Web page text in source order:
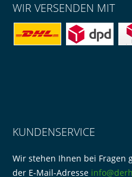
WIR VERSENDEN MIT
KUNDENSERVICE
Wir stehen Ihnen bei Fragen
der E-Mail-Adresse